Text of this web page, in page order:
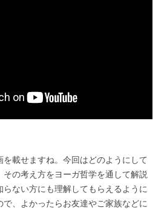
載せますね。今回はどのようにして
の考え方をヨーガ哲学を通して解説
らない方にも理解してもらえるように
、よかったらお友達やご家族などに